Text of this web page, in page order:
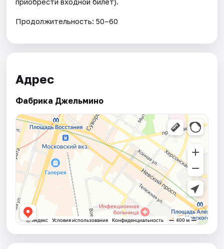
Продолжительность: 50–60
Адрес
Фабрика Джельмино